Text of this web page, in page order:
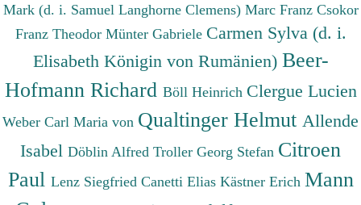
Mark (d. i. Samuel Langhorne Clemens) Marc Franz Csokor
Franz Theodor Münter Gabriele Carmen Sylva (d. i.
Elisabeth Königin von Rumänien) Beer-
Hofmann Richard Böll Heinrich Clergue Lucien
Weber Carl Maria von Qualtinger Helmut Allende
Isabel Döblin Alfred Troller Georg Stefan Citroen
Paul Lenz Siegfried Canetti Elias Kästner Erich Mann